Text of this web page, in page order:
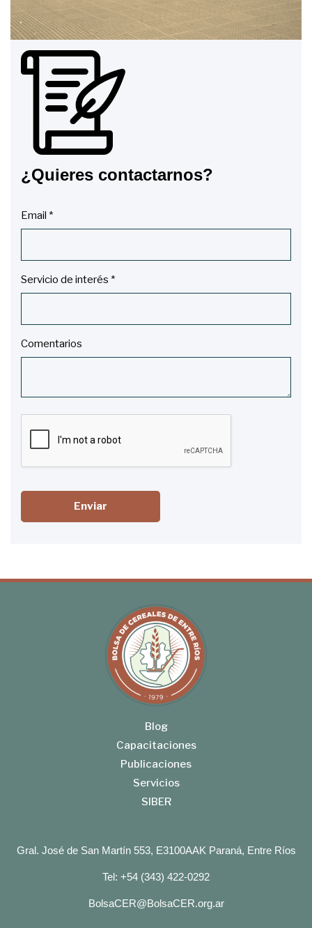
¿Quieres contactarnos?
Email *
Servicio de interés *
Comentarios
Enviar
Blog
Capacitaciones
Publicaciones
Servicios
SIBER
Gral. José de San Martín 553, E3100AAK Paraná, Entre Ríos
Tel: +54 (343) 422-0292
BolsaCER@BolsaCER.org.ar